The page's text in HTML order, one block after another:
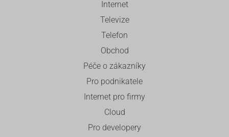
Internet
Televize
Telefon
Obchod
Péče o zákazníky
Pro podnikatele
Internet pro firmy
Cloud
Pro developery